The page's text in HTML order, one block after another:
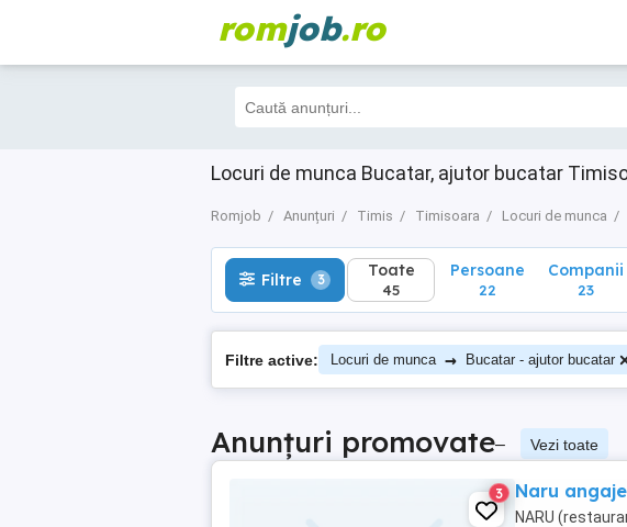
romjob.ro
Locuri de munca Bucatar, ajutor bucatar
Romjob Anunțuri Timis Timisoara Locuri de munca
Filtre 3 Toate
45
Filtre 3 Toate
45
Persoane
22
Companii
23
Filtre active: Locuri de munca → Bucatar - ajutor bucatar
Anunțuri promovate– Vezi toate
3 Naru
NARU